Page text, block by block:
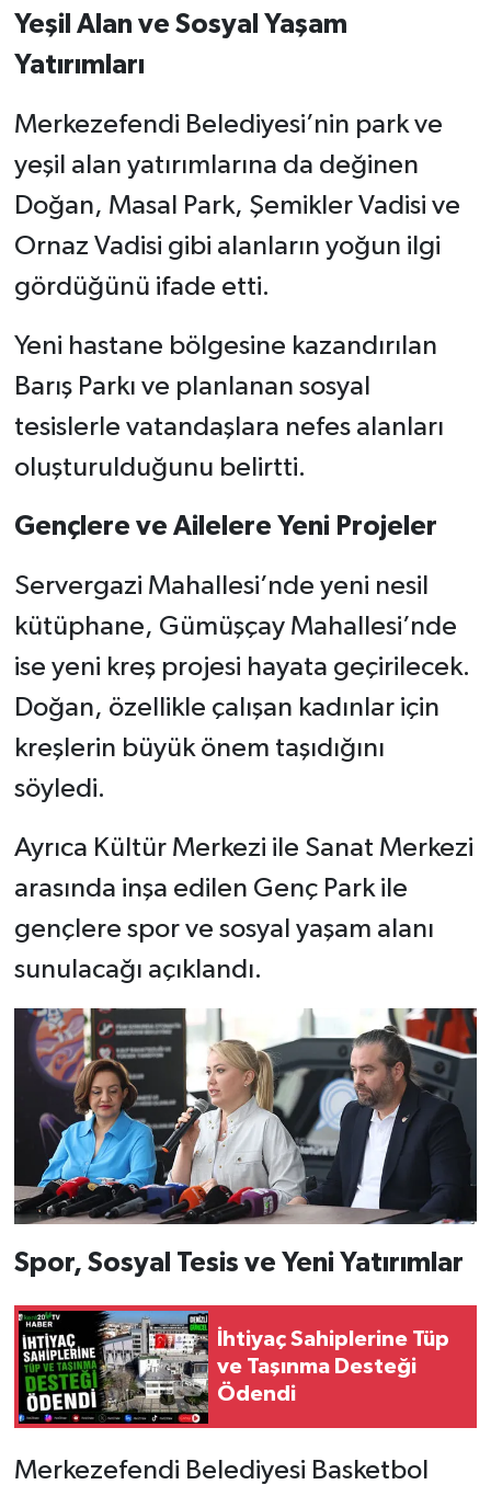
Yeşil Alan ve Sosyal Yaşam
Yatırımları
Merkezefendi Belediyesi’nin park ve
yeşil alan yatırımlarına da değinen
Doğan, Masal Park, Şemikler Vadisi ve
Ornaz Vadisi gibi alanların yoğun ilgi
gördüğünü ifade etti.
Yeni hastane bölgesine kazandırılan
Barış Parkı ve planlanan sosyal
tesislerle vatandaşlara nefes alanları
oluşturulduğunu belirtti.
Gençlere ve Ailelere Yeni Projeler
Servergazi Mahallesi’nde yeni nesil
kütüphane, Gümüşçay Mahallesi’nde
ise yeni kreş projesi hayata geçirilecek.
Doğan, özellikle çalışan kadınlar için
kreşlerin büyük önem taşıdığını
söyledi.
Ayrıca Kültür Merkezi ile Sanat Merkezi
arasında inşa edilen Genç Park ile
gençlere spor ve sosyal yaşam alanı
sunulacağı açıklandı.
Spor, Sosyal Tesis ve Yeni Yatırımlar
İhtiyaç Sahiplerine Tüp
ve Taşınma Desteği
Ödendi
Merkezefendi Belediyesi Basketbol